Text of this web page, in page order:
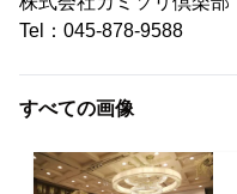
Tel：045-878-9588
すべての画像